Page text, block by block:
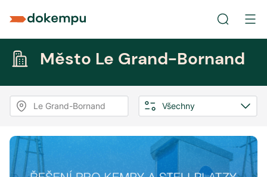
Město Le Grand-Bornand
Le Grand-Bornand Všechny